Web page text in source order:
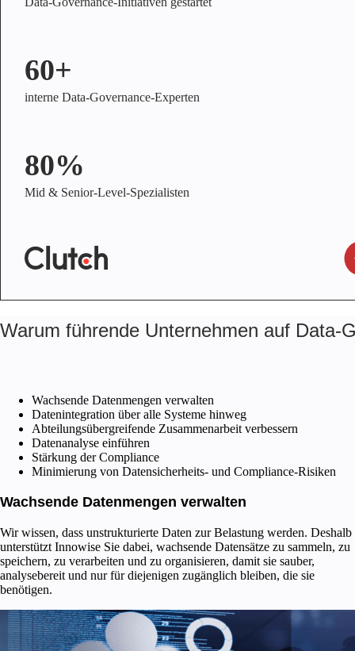
60+
interne Data-Governance-Experten
80%
Mid & Senior-Level-Spezialisten
Warum führende Unternehmen auf Data-
Wachsende Datenmengen verwalten
Datenintegration über alle Systeme hinweg
Abteilungsübergreifende Zusammenarbeit verbessern
Datenanalyse einführen
Stärkung der Compliance
Minimierung von Datensicherheits- und Compliance-Risiken
Wachsende Datenmengen verwalten
Wir wissen, dass unstrukturierte Daten zur Belastung werden. Deshalb
unterstützt Innowise Sie dabei, wachsende Datensätze zu sammeln, zu
speichern, zu verarbeiten und zu organisieren, damit sie sauber,
analysebereit und nur für diejenigen zugänglich bleiben, die sie
benötigen.